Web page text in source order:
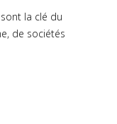
la clé du
de sociétés